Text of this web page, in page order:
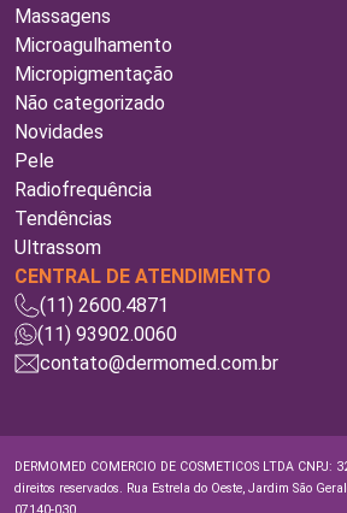
Massagens
Microagulhamento
Micropigmentação
Não categorizado
Novidades
Pele
Radiofrequência
Tendências
Ultrassom
CENTRAL DE ATENDIMENTO
(11) 2600.4871
(11) 93902.0060
contato@dermomed.com.br
DERMOMED COMERCIO DE COSMETICOS LTDA CNPJ:
direitos reservados. Rua Estrela do Oeste, Jardim São